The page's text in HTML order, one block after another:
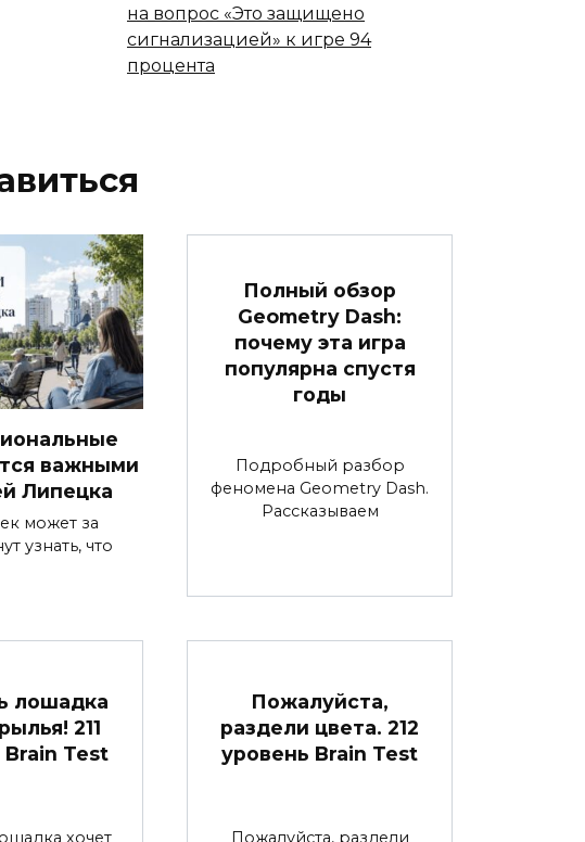
на вопрос «Это защищено
сигнализацией» к игре 94
процента
важными
Липецка
может за
узнать, что
Полный обзор
Geometry Dash:
почему эта игра
популярна спустя
годы
Подробный разбор
феномена Geometry Dash.
Рассказываем
лошадка
211
Brain Test
хочет
Пожалуйста,
раздели цвета. 212
уровень Brain Test
Пожалуйста, раздели